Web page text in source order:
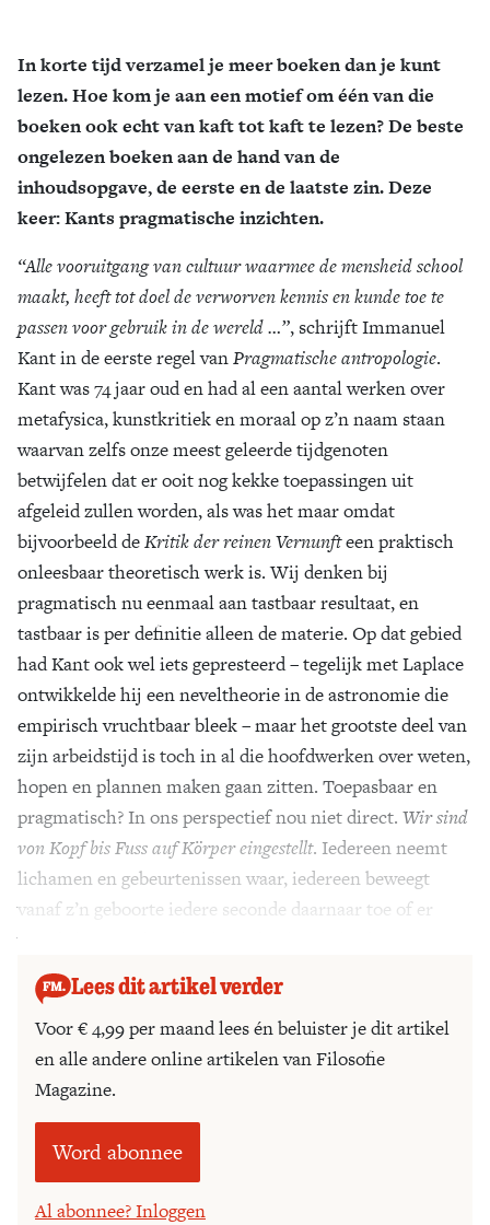
In korte tijd verzamel je meer boeken dan je kunt
lezen. Hoe kom je aan een motief om één van die
boeken ook echt van kaft tot kaft te lezen? De beste
ongelezen boeken aan de hand van de
inhoudsopgave, de eerste en de laatste zin. Deze
keer: Kants pragmatische inzichten.
“Alle vooruitgang van cultuur waarmee de mensheid school
maakt, heeft tot doel de verworven kennis en kunde toe te
passen voor gebruik in de wereld …”, schrijft Immanuel
Kant in de eerste regel vanPragmatische antropologie.
Kant was 74 jaar oud en had al een aantal werken over
metafysica, kunstkritiek en moraal op z’n naam staan
waarvan zelfs onze meest geleerde tijdgenoten
betwijfelen dat er ooit nog kekke toepassingen uit
afgeleid zullen worden, als was het maar omdat
bijvoorbeeld deKritik der reinen Vernunfteen praktisch
onleesbaar theoretisch werk is. Wij denken bij
pragmatisch nu eenmaal aan tastbaar resultaat, en
tastbaar is per definitie alleen de materie. Op dat gebied
had Kant ook wel iets gepresteerd – tegelijk met Laplace
ontwikkelde hij een neveltheorie in de astronomie die
empirisch vruchtbaar bleek – maar het grootste deel van
zijn arbeidstijd is toch in al die hoofdwerken over weten,
hopen en plannen maken gaan zitten. Toepasbaar en
pragmatisch? In ons perspectief nou niet direct. Wir sind
von Kopf bis Fuss auf Körper eingestellt. Iedereen neemt
lichamen en gebeurtenissen waar, iedereen beweegt
vanaf z’n geboorte iedere seconde daarnaar toe of er
Lees dit artikel verder
Voor € 4,99 per maand lees én beluister je dit artikel
en alle andere online artikelen van Filosofie
Magazine.
Word abonnee
Al abonnee? Inloggen